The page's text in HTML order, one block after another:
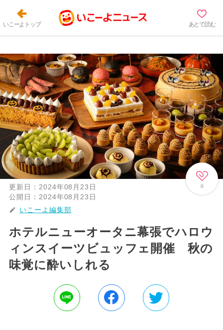
いこーよトップ あとで読む
0
更新日： 2024年08月23日
公開日： 2024年08月23日
いこーよ編集部
ホテルニューオータニ幕張でハロウ
ィンスイーツビュッフェ開催 秋の
味覚に酔いしれる